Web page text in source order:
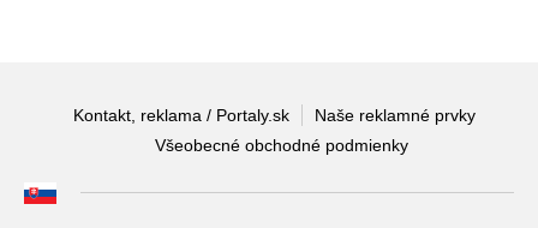
Kontakt, reklama / Portaly.sk
Naše reklamné prvky
Všeobecné obchodné podmienky